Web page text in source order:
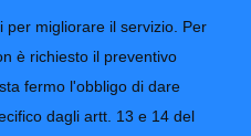
per migliorare il servizio. Per
è richiesto il preventivo
fermo l'obbligo di dare
dagli artt. 13 e 14 del
CONTATTI-URP
TRASPARENZA